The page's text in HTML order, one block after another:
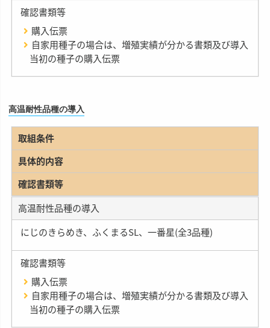
確認書類等
購入伝票
自家用種子の場合は、増殖実績が分かる書類及び導入
当初の種子の購入伝票
高温耐性品種の導入
取組条件
具体的内容
確認書類等
高温耐性品種の導入
にじのきらめき、ふくまるSL、一番星(全3品種)
確認書類等
購入伝票
自家用種子の場合は、増殖実績が分かる書類及び導入
当初の種子の購入伝票